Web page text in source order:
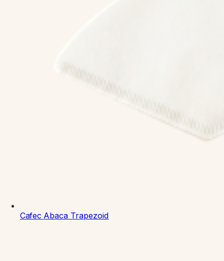
Cafec Abaca Trapezoid